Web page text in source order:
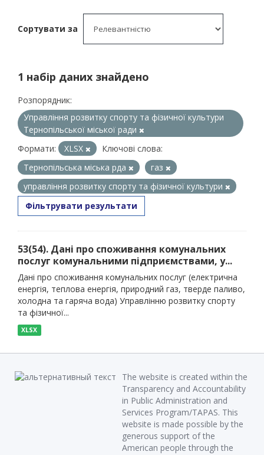
Сортувати за
1 набір даних знайдено
Розпорядник:
Управління розвитку спорту та фізичної культури
Тернопільської міської ради
Формати:
XLSX
Ключові слова:
Тернопільська міська рда
газ
управління розвитку спорту та фізичної культури
Фільтрувати результати
53(54). Дані про споживання комунальних
послуг комунальними підприємствами, у...
Дані про споживання комунальних послуг (електрична
енергія, теплова енергія, природний газ, тверде паливо,
холодна та гаряча вода) Управлінню розвитку спорту
та фізичної...
XLSX
The website is created within the
Transparency and Accountability
in Public Administration and
Services Program/TAPAS. This
website is made possible by the
generous support of the
American people through the